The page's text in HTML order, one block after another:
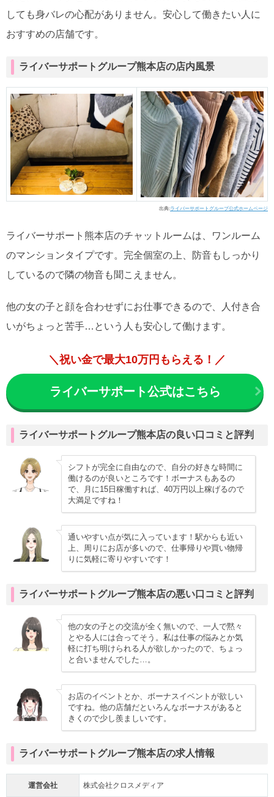
しても身バレの心配がありません。安心して働きたい人に
おすすめの店舗です。
ライバーサポートグループ熊本店の店内風景
出典:ライバーサポートグループ公式ホームページ
ライバーサポート熊本店のチャットルームは、ワンルーム
のマンションタイプです。完全個室の上、防音もしっかり
しているので隣の物音も聞こえません。
他の女の子と顔を合わせずにお仕事できるので、人付き合
いがちょっと苦手…という人も安心して働けます。
＼祝い金で最大10万円もらえる！／
ライバーサポート公式はこちら
ライバーサポートグループ熊本店の良い口コミと評判
シフトが完全に自由なので、自分の好きな時間に
働けるのが良いところです！ボーナスもあるの
で、月に15日稼働すれば、40万円以上稼げるので
大満足ですね！
通いやすい点が気に入っています！駅からも近い
上、周りにお店が多いので、仕事帰りや買い物帰
りに気軽に寄りやすいです！
ライバーサポートグループ熊本店の悪い口コミと評判
他の女の子との交流が全く無いので、一人で黙々
とやる人には合ってそう。私は仕事の悩みとか気
軽に打ち明けられる人が欲しかったので、ちょっ
と合いませんでした…。
お店のイベントとか、ボーナスイベントが欲しい
ですね。他の店舗だといろんなボーナスがあると
きくので少し羨ましいです。
ライバーサポートグループ熊本店の求人情報
運営会社 株式会社クロスメディア